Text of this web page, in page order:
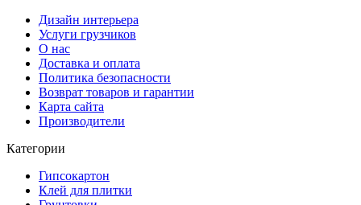
Дизайн интерьера
Услуги грузчиков
О нас
Доставка и оплата
Политика безопасности
Возврат товаров и гарантии
Карта сайта
Производители
Категории
Гипсокартон
Клей для плитки